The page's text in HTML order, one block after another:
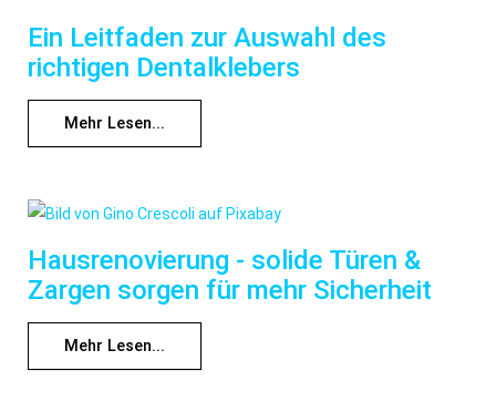
Ein Leitfaden zur Auswahl des
richtigen Dentalklebers
Mehr Lesen...
Hausrenovierung - solide Türen &
Zargen sorgen für mehr Sicherheit
Mehr Lesen...